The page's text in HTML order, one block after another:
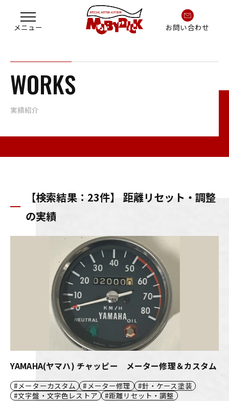
お問い合わせ
WORKS
実績紹介
【検索結果：23件】 距離リセット・調整
の実績
YAMAHA(ヤマハ) チャッピー メーター修理＆カスタム
メーターカスタム メーター修理
針・ケース塗装
文字盤・文字色レストア
距離リセット・調整